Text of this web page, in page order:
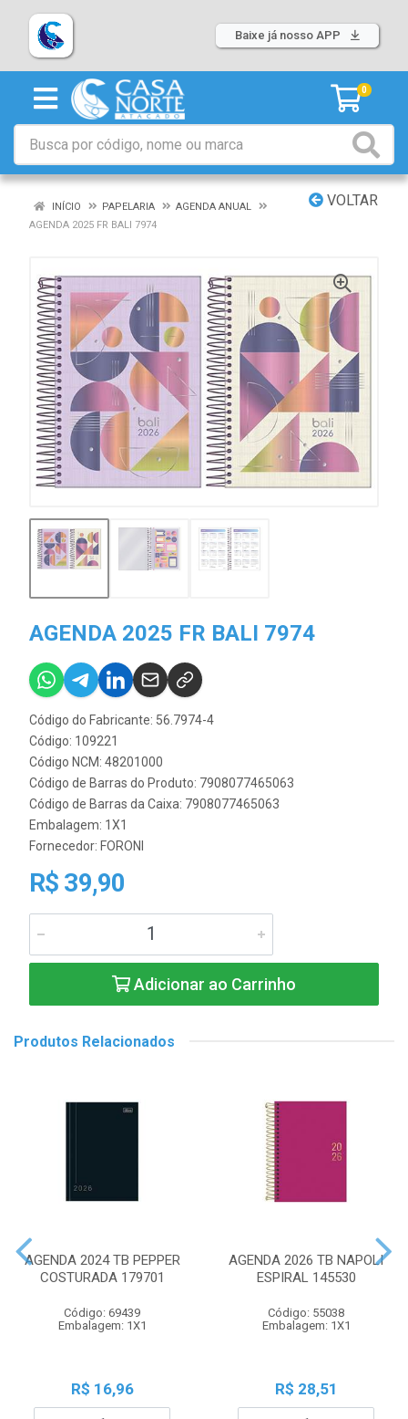
Baixe já nosso APP
0
VOLTAR
INÍCIO PAPELARIA
AGENDA ANUAL
AGENDA 2025 FR BALI 7974
AGENDA 2025 FR BALI 7974
Código do Fabricante: 56.7974-4
Código: 109221
Código NCM: 48201000
Código de Barras do Produto: 7908077465063
Código de Barras da Caixa: 7908077465063
Embalagem: 1X1
Fornecedor: FORONI
R$ 39,90
Adicionar ao Carrinho
Produtos Relacionados
AGENDA 2024 TB PEPPER
COSTURADA 179701
Código: 69439
Embalagem: 1X1
R$ 16,96
AGENDA 2026 TB NAPOLI
ESPIRAL 145530
Código: 55038
Embalagem: 1X1
R$ 28,51